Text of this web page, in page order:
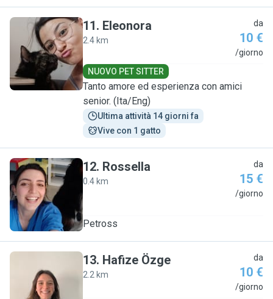
E
11. Eleonora
2.4 km
da
10 €
/giorno
NUOVO PET SITTER
Tanto amore ed esperienza con amici
senior. (Ita/Eng)
Ultima attività 14 giorni fa
Vive con 1 gatto
R
12. Rossella
0.4 km
da
15 €
/giorno
Petross
H
13. Hafize Özge
2.2 km
da
10 €
/giorno